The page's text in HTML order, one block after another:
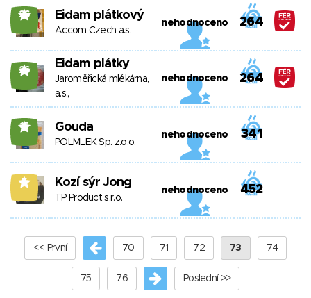
26 Eidam plátkový
Accom Czech a.s.
nehodnoceno 264
26 Eidam plátky
Jaroměřická mlékárna,
a.s.,
nehodnoceno 264
15 Gouda
POLMLEK Sp. z.o.o.
nehodnoceno 341
5 Kozí sýr Jong
TP Product s.r.o.
nehodnoceno 452
<< První 70 71 72 73 74
75 76 Poslední >>